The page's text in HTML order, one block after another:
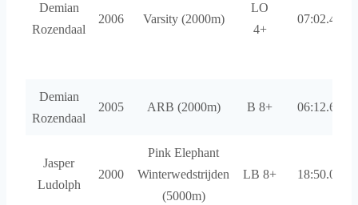
Demian
Rozendaal
2006 Varsity (2000m)
LO
4+
07:02.48
Demian
Rozendaal
2005 ARB (2000m) B 8+ 06:12.61
Jasper
Ludolph
2000
Pink Elephant
Winterwedstrijden
(5000m)
LB 8+ 18:50.01